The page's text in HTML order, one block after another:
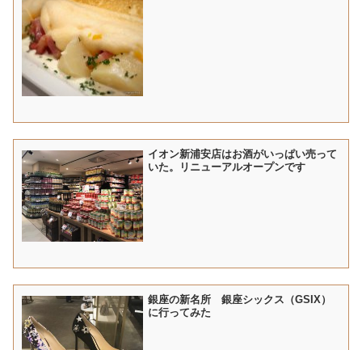
イオン新浦安店はお酒がいっぱい売って
いた。リニューアルオープンです
銀座の新名所 銀座シックス（GSIX）
に行ってみた